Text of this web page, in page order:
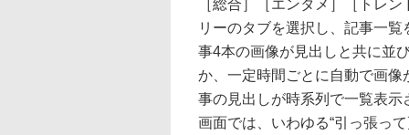
［総合］［エンタメ］［トレ
リーのタブを選択し、記事一
事4本の画像が見出しと共に並
か、一定時間ごとに自動で画
事の見出しが時系列で一覧表
画面では、いわゆる“引っ張っ